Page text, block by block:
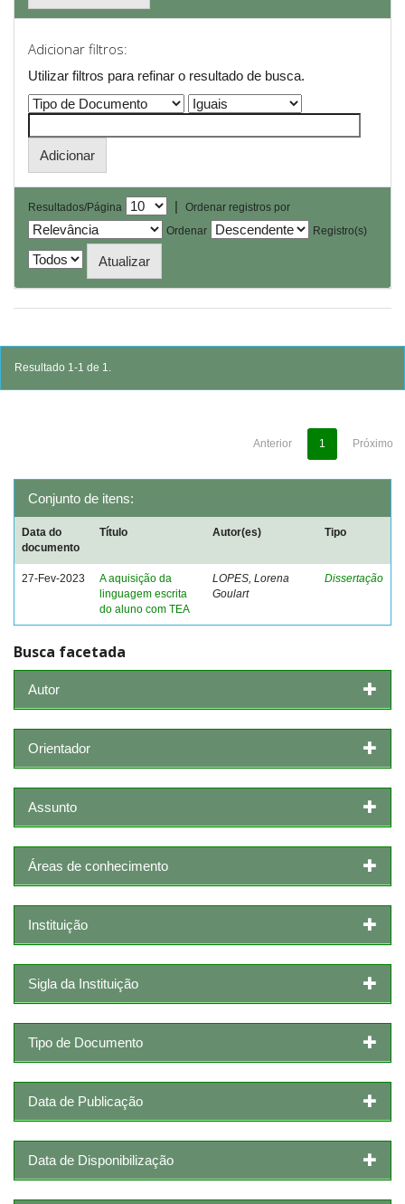
Adicionar filtros:
Utilizar filtros para refinar o resultado de busca.
Resultados/Página |
Ordenar registros por
Ordenar
Registro(s)
Resultado 1-1 de 1.
Anterior 1 Próximo
Conjunto de itens:
Data do
documento
Título Autor(es) Tipo
27-Fev-2023
A aquisição da
linguagem escrita
do aluno com TEA
LOPES, Lorena
Goulart
Dissertação
Busca facetada
Autor
Orientador
Assunto
Áreas de conhecimento
Instituição
Sigla da Instituição
Tipo de Documento
Data de Publicação
Data de Disponibilização